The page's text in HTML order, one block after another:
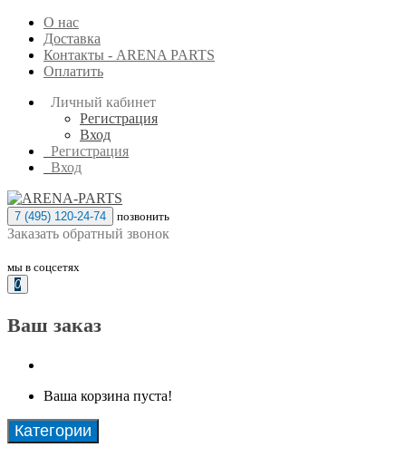
О нас
Доставка
Контакты - ARENA PARTS
Оплатить
Личный кабинет
Регистрация
Вход
Регистрация
Вход
7 (495) 120-24-74 позвонить
Заказать обратный звонок
мы в соцсетях
0
Ваш заказ
Ваша корзина пуста!
Категории